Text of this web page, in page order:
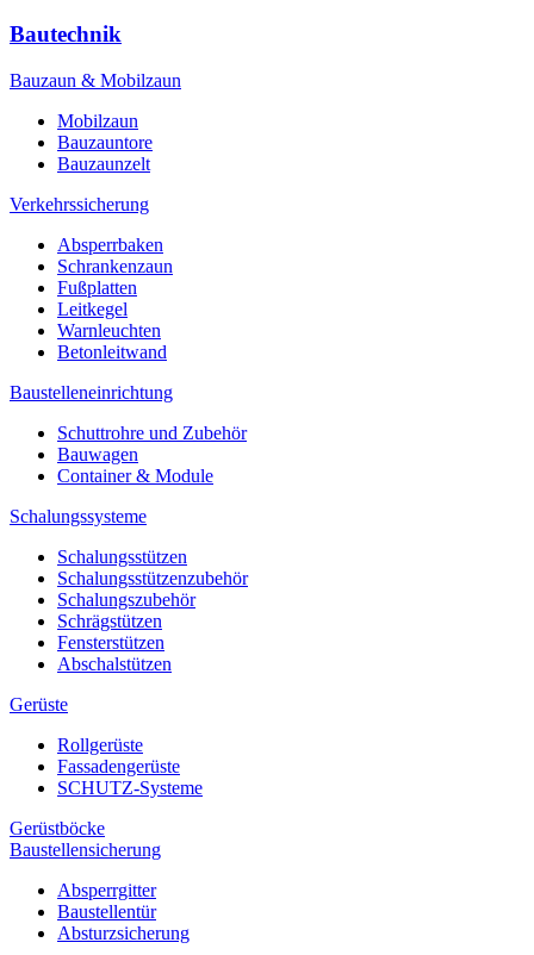
Bautechnik
Bauzaun & Mobilzaun
Mobilzaun
Bauzauntore
Bauzaunzelt
Verkehrssicherung
Absperrbaken
Schrankenzaun
Fußplatten
Leitkegel
Warnleuchten
Betonleitwand
Baustelleneinrichtung
Schuttrohre und Zubehör
Bauwagen
Container & Module
Schalungssysteme
Schalungsstützen
Schalungsstützenzubehör
Schalungszubehör
Schrägstützen
Fensterstützen
Abschalstützen
Gerüste
Rollgerüste
Fassadengerüste
SCHUTZ-Systeme
Gerüstböcke
Baustellensicherung
Absperrgitter
Baustellentür
Absturzsicherung